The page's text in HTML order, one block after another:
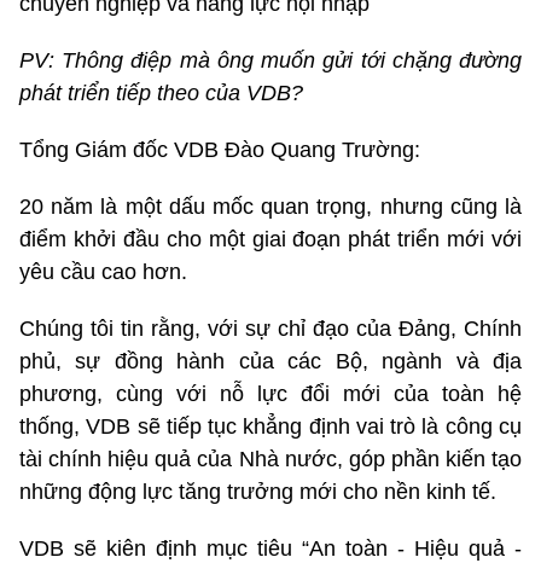
PV: Thông điệp mà ông muốn gửi tới chặng đường
phát triển tiếp theo của VDB?
Tổng Giám đốc VDB Đào Quang Trường:
20 năm là một dấu mốc quan trọng, nhưng cũng là
điểm khởi đầu cho một giai đoạn phát triển mới với
yêu cầu cao hơn.
Chúng tôi tin rằng, với sự chỉ đạo của Đảng, Chính
phủ, sự đồng hành của các Bộ, ngành và địa
phương, cùng với nỗ lực đổi mới của toàn hệ
thống, VDB sẽ tiếp tục khẳng định vai trò là công cụ
tài chính hiệu quả của Nhà nước, góp phần kiến tạo
những động lực tăng trưởng mới cho nền kinh tế.
VDB sẽ kiên định mục tiêu “An toàn - Hiệu quả -